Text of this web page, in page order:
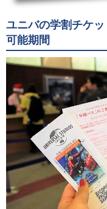
ユニバの学割チケ
可能期間